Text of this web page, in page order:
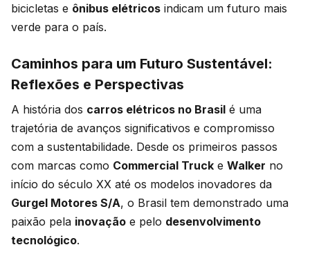
bicicletas e ônibus elétricos indicam um futuro mais
verde para o país.
Caminhos para um Futuro Sustentável:
Reflexões e Perspectivas
A história dos carros elétricos no Brasil é uma
trajetória de avanços significativos e compromisso
com a sustentabilidade. Desde os primeiros passos
com marcas como Commercial Truck e Walker no
início do século XX até os modelos inovadores da
Gurgel Motores S/A, o Brasil tem demonstrado uma
paixão pela inovação e pelo desenvolvimento
tecnológico.